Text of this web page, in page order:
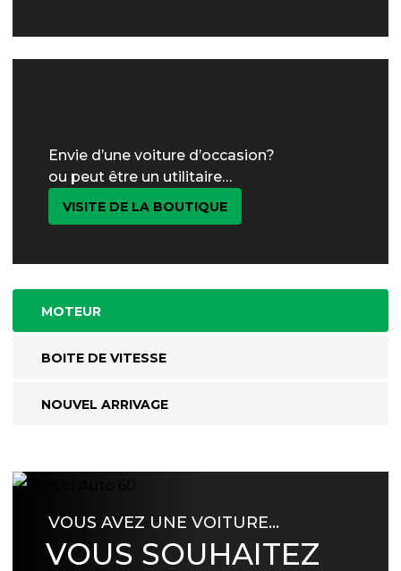
Envie d’une voiture d’occasion?
ou peut être un utilitaire…
VISITE DE LA BOUTIQUE
MOTEUR
BOITE DE VITESSE
NOUVEL ARRIVAGE
VOUS AVEZ UNE VOITURE…
VOUS SOUHAITEZ